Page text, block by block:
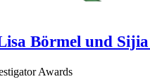
Börmel und
Awards